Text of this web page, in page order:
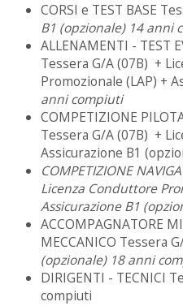
CORSI e TEST BASE
B1 (opzionale) 14 anni
ALLENAMENTI - TEST
Tessera G/A (07B) +
Promozionale (LAP) +
anni compiuti
COMPETIZIONE
Tessera G/A (07B) +
Assicurazione B1
COMPETIZIONE
Licenza Conduttore
Assicurazione B1
ACCOMPAGNATORE
MECCANICO Tessera
(opzionale) 18 anni
DIRIGENTI - TECNICI
compiuti